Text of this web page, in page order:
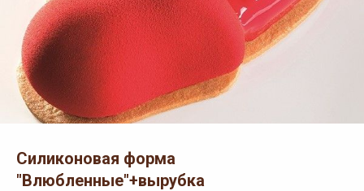
Силиконовая форма
"Влюбленные"+вырубка